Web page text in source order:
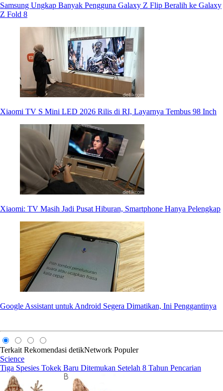
Samsung Ungkap Banyak Pengguna Galaxy Z Flip Beralih ke Galaxy
Z Fold 8
Xiaomi TV S Mini LED 2026 Rilis di RI, Layarnya Tembus 98 Inch
Xiaomi: TV Masih Jadi Pusat Hiburan, Smartphone Hanya Pelengkap
Google Assistant untuk Android Segera Dimatikan, Ini Penggantinya
Terkait Rekomendasi detikNetwork Populer
Science
Tiga Spesies Tokek Baru Ditemukan Setelah 8 Tahun Pencarian